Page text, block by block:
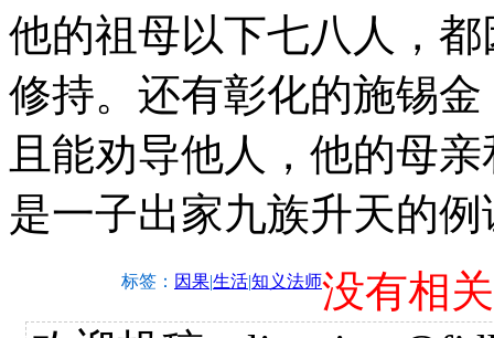
他的祖母以下七八人，
修持。还有彰化的施锡
且能劝导他人，他的母
是一子出家九族升天的例
标签： 因果|生活|知义法师没有相